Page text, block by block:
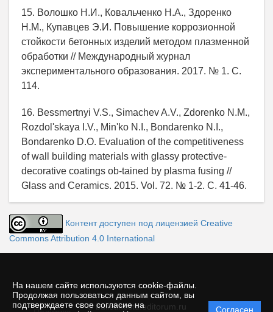
На нашем сайте используются cookie-файлы.
Продолжая пользоваться данным сайтом, вы
подтверждаете свое согласие на
Согласен
15. Волошко Н.И., Ковальченко Н.А., Здоренко
Н.М., Купавцев Э.И. Повышение коррозионной
стойкости бетонных изделий методом плазменной
обработки // Международный журнал
экспериментального образования. 2017. № 1. С.
114.
16. Bessmertnyi V.S., Simachev A.V., Zdorenko N.M.,
Rozdol'skaya I.V., Min'ko N.I., Bondarenko N.I.,
Bondarenko D.O. Evaluation of the competitiveness
of wall building materials with glassy protective-
decorative coatings ob-tained by plasma fusing //
Glass and Ceramics. 2015. Vol. 72. № 1-2. С. 41-46.
Контент доступен под лицензией Creative
Commons Attribution 4.0 International
© bulletinbstu.editorum.ru